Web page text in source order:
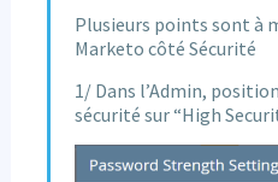
Plusieurs points sont à
Marketo côté Sécurité
1/ Dans l’Admin,
sécurité sur “High